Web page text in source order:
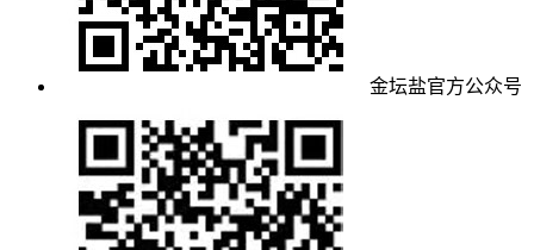
金坛盐官方公众号